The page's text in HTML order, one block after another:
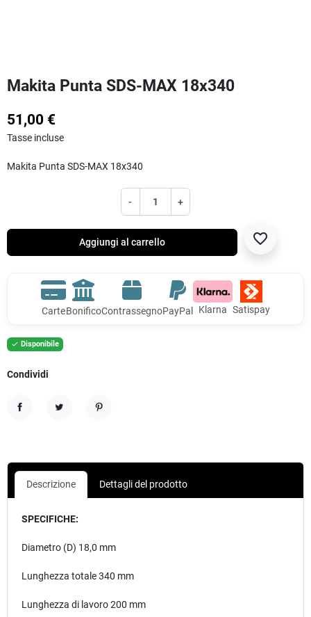
Makita Punta SDS-MAX 18x340
51,00 €
Tasse incluse
Makita Punta SDS-MAX 18x340
- +
Aggiungi al carrello favorite_border
CarteBonificoContrassegnoPayPal Klarna Satispay
 Disponibile
Condividi
Descrizione Dettagli del prodotto
SPECIFICHE:
Diametro (D) 18,0 mm
Lunghezza totale 340 mm
Lunghezza di lavoro 200 mm